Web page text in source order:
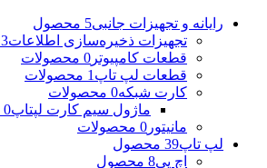
رایانه و تجهیزات جانبی5 محصول
تجهیزات ذخیره‌سازی اطلاعات3 محصول
قطعات کامپیوتر 0 محصولات
قطعات لپ تاپ 1 محصولات
کارت شبکه0 محصولات
ماژول سیم کارت لپتاپ0 محصولات
مانیتور 0 محصولات
لپ تاپ39 محصول
اچ پی8 محصول